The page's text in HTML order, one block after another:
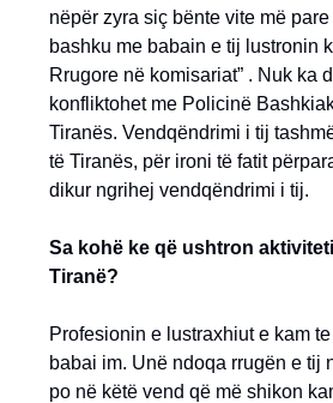
nëpër zyra siç bënte vite më
bashku me babain e tij lustronin
Rrugore në komisariat” . Nuk ka
konfliktohet me Policinë
Tiranës. Vendqëndrimi i tij
të Tiranës, për ironi të fatit
dikur ngrihej vendqëndrimi i tij.
Sa kohë ke që ushtron
Tiranë?
Profesionin e lustraxhiut e kam
babai im. Unë ndoqa rrugën e tij
po në këtë vend që më shikon